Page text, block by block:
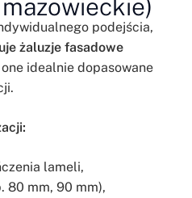
podejścia,
żaluzje fasadowe
idealnie dopasowane
lameli,
80 mm, 90 mm),